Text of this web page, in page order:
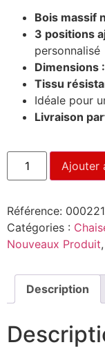
Bois massif
3 positions
personnalisé
Dimensions
Tissu
Idéale pour
Livraison
Ajouter
Référence:
Catégories :
Nouveaux Produit,
Description